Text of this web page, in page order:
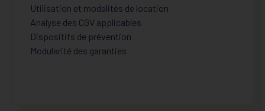
Utilisation et modalités de location
Analyse des CGV applicables
Dispositifs de prévention
Modularité des garanties